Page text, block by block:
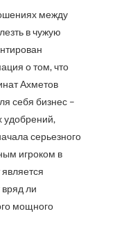
между
в чужую
о том, что
Ахметов
себя бизнес –
удобрений,
серьезного
игроком в
ли
мощного